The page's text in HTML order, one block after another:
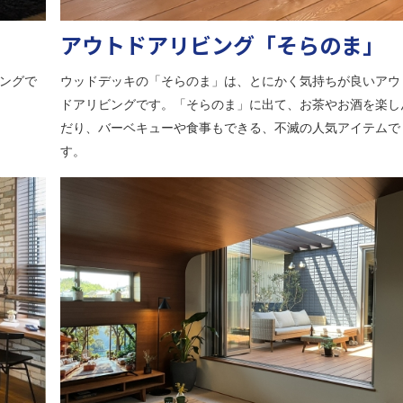
グで
アウトドアリビング「そらのま」
ウッドデッキの「そらのま」は、とにかく気持ちが良いアウ
ドアリビングです。「そらのま」に出て、お茶やお酒を楽し
だり、バーベキューや食事もできる、不滅の人気アイテムで
す。